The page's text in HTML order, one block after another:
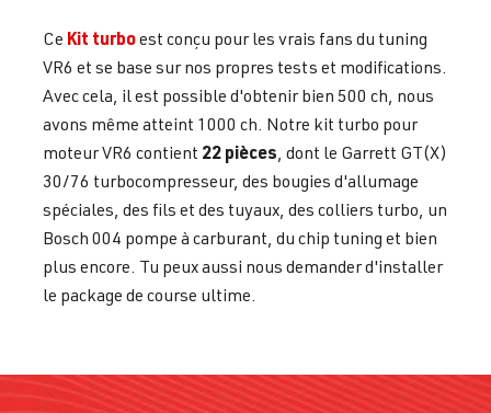
Ce Kit turboest conçu pour les vrais fans du tuning
VR6 et se base sur nos propres tests et modifications.
Avec cela, il est possible d'obtenir bien 500 ch, nous
avons même atteint 1000 ch. Notre kit turbo pour
moteur VR6 contient 22 pièces, dont le Garrett GT(X)
30/76 turbocompresseur, des bougies d'allumage
spéciales, des fils et des tuyaux, des colliers turbo, un
Bosch 004 pompe à carburant, du chip tuning et bien
plus encore. Tu peux aussi nous demander d'installer
le package de course ultime.